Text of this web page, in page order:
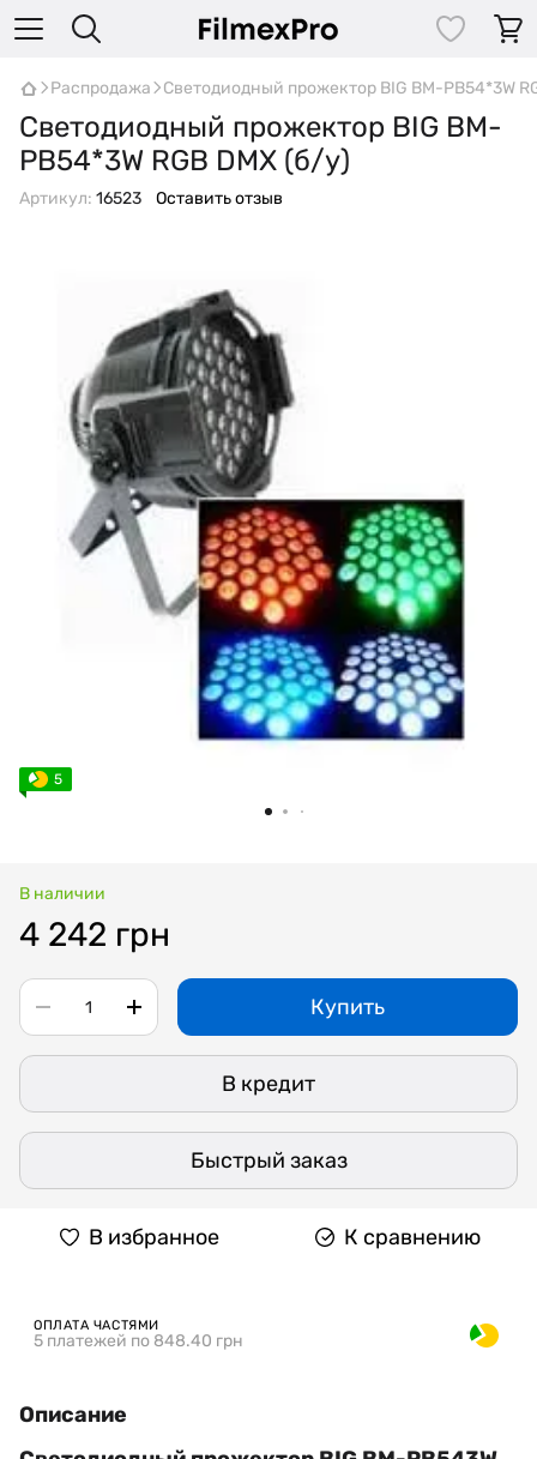
Распродажа Светодиодный прожектор BIG BM-PB54*3W
Светодиодный прожектор BIG BM-
PB54*3W RGB DMX (б/у)
Артикул: 16523 Оставить отзыв
5
В наличии
4 242 грн
Купить
В кредит
Быстрый заказ
В избранное К сравнению
ОПЛАТА ЧАСТЯМИ
5 платежей по 848.40 грн
Описание